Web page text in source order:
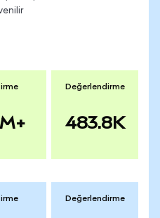
Değerlendirme
483.8K
Değerlendirme